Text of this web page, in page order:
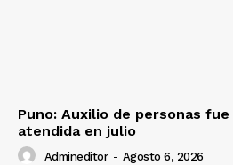
Puno: Auxilio de personas
atendida en julio
Admineditor - Agosto 6, 2026